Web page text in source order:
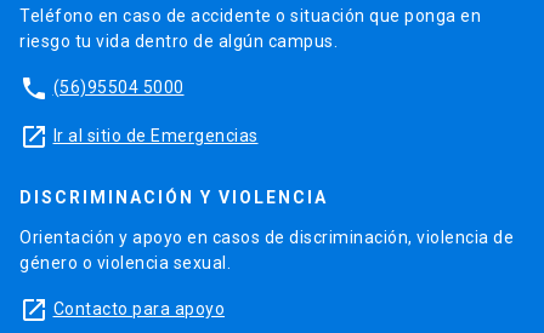
Teléfono en caso de accidente o situación que ponga en
riesgo tu vida dentro de algún campus.
phone (56)95504 5000
launch Ir al sitio de Emergencias
DISCRIMINACIÓN Y VIOLENCIA
Orientación y apoyo en casos de discriminación, violencia de
género o violencia sexual.
launch Contacto para apoyo